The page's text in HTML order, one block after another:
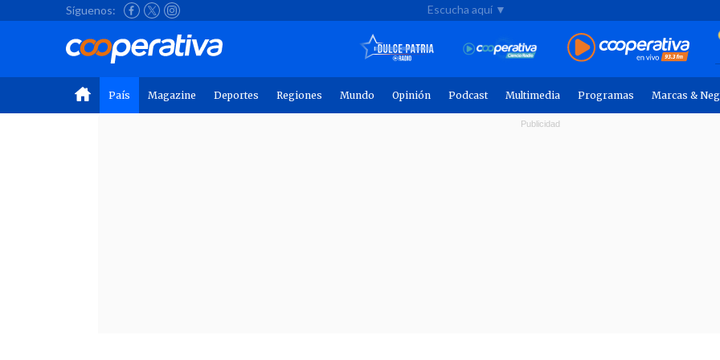
Síguenos: Escucha aquí ▼
País Magazine Deportes Regiones Mundo Opinión Podcast Multimedia Programas Marcas &